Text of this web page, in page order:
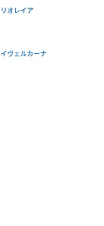
リオレイア
イヴェルカーナ